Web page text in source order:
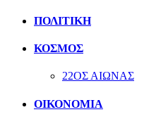
ΠΟΛΙΤΙΚΗ
ΚΟΣΜΟΣ
22ΟΣ ΑΙΩΝΑΣ
ΟΙΚΟΝΟΜΙΑ